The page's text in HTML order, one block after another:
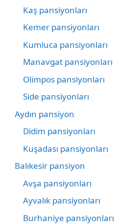
Kaş pansiyonları
Kemer pansiyonları
Kumluca pansiyonları
Manavgat pansiyonları
Olimpos pansiyonları
Side pansiyonları
Aydın pansiyon
Didim pansiyonları
Kuşadası pansiyonları
Balıkesir pansiyon
Avşa pansiyonları
Ayvalık pansiyonları
Burhaniye pansiyonları